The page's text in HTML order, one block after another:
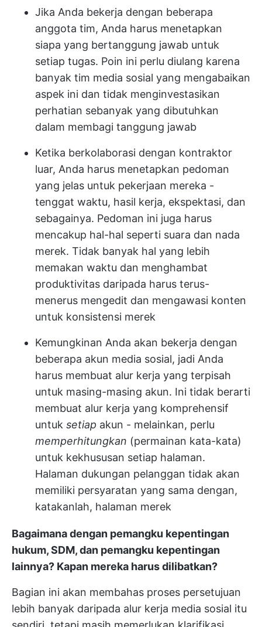
Jika Anda bekerja dengan beberapa
anggota tim, Anda harus menetapkan
siapa yang bertanggung jawab untuk
setiap tugas. Poin ini perlu diulang karena
banyak tim media sosial yang mengabaikan
aspek ini dan tidak menginvestasikan
perhatian sebanyak yang dibutuhkan
dalam membagi tanggung jawab
Ketika berkolaborasi dengan kontraktor
luar, Anda harus menetapkan pedoman
yang jelas untuk pekerjaan mereka -
tenggat waktu, hasil kerja, ekspektasi, dan
sebagainya. Pedoman ini juga harus
mencakup hal-hal seperti suara dan nada
merek. Tidak banyak hal yang lebih
memakan waktu dan menghambat
produktivitas daripada harus terus-
menerus mengedit dan mengawasi konten
untuk konsistensi merek
Kemungkinan Anda akan bekerja dengan
beberapa akun media sosial, jadi Anda
harus membuat alur kerja yang terpisah
untuk masing-masing akun. Ini tidak berarti
membuat alur kerja yang komprehensif
untuk setiap akun - melainkan, perlu
memperhitungkan (permainan kata-kata)
untuk kekhususan setiap halaman.
Halaman dukungan pelanggan tidak akan
memiliki persyaratan yang sama dengan,
katakanlah, halaman merek
Bagaimana dengan pemangku kepentingan
hukum, SDM, dan pemangku kepentingan
lainnya? Kapan mereka harus dilibatkan?
Bagian ini akan membahas proses persetujuan
lebih banyak daripada alur kerja media sosial itu